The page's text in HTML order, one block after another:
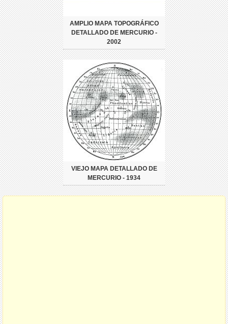
AMPLIO MAPA TOPOGRÁFICO
DETALLADO DE MERCURIO -
2002
VIEJO MAPA DETALLADO DE
MERCURIO - 1934